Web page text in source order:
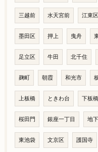
三越前 水天宮前 江東区
墨田区 押上 曳舟
足立区 牛田 北千住
麹町 朝霞 和光市
上板橋 ときわ台 下板橋
桜田門 銀座一丁目 地
東池袋 文京区 護国寺